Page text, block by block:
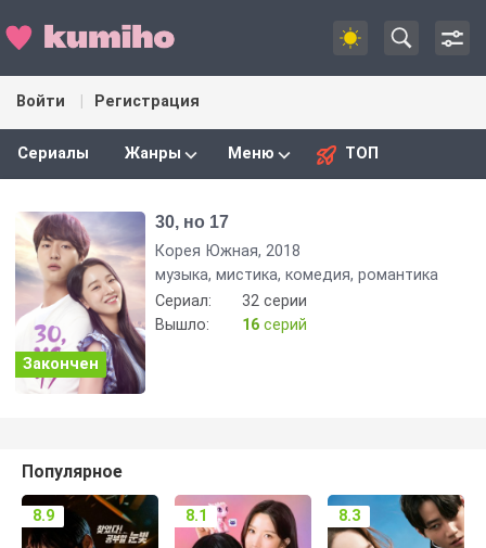
Войти Регистрация
Сериалы Жанры Меню ТОП
30, но 17
Корея Южная, 2018
музыка, мистика, комедия, романтика
Сериал:
32 серии
Вышло:
16 серий
Закончен
Популярное
8.9 8.1 8.3